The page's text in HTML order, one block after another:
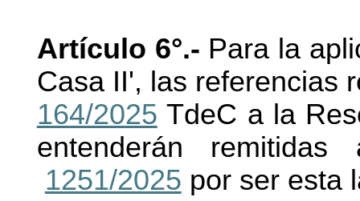
Artículo 6°.- Para la
Casa II', las referencias
164/2025 TdeC a la
entenderán
1251/2025 por ser esta